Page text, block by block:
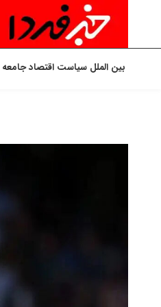
بین الملل سیاست اقتصادجامعه